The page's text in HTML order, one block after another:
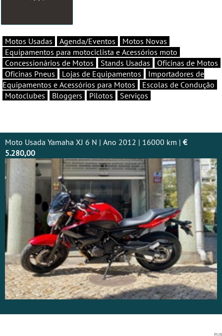
Motos Usadas Agenda/Eventos
Motos Novas
Equipamentos para motociclista e Acessórios moto
Concessionários de Motos
Stands Usadas
Oficinas de Motos
Oficinas Pneus
Lojas de Equipamentos
Importadores de
Equipamentos e Acessórios para Motos
Escolas de Condução
Motoclubes
Bloggers Pilotos Serviços
Moto Usada Yamaha XJ 6 N | Ano 2012 | 16000 km | €
5.280,00